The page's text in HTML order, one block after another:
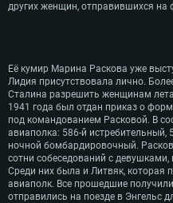
других женщин, отправившихся на
Её кумир Марина Раскова уже
Лидия присутствовала лично.
Сталина разрешить женщинам
1941 года был отдан приказ о
под командованием Расковой. В
авиаполка: 586-й
ночной бомбардировочный.
сотни собеседований с
Среди них была и Литвяк, которая
авиаполк. Все прошедшие
отправились на поезде в Энгельс